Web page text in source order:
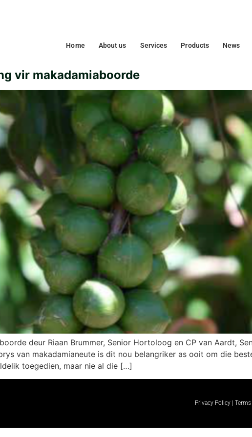
Home About us Services Products News
vir makadamiaboorde
deur Riaan Brummer, Senior Hortoloog en CP van Aardt,
van makadamianeute is dit nou belangriker as ooit om die
toegedien, maar nie al die […]
Privacy Policy |